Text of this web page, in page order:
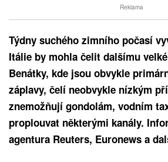
Reklama
Týdny suchého zimního počasí
Itálie by mohla čelit dalšímu
Benátky, kde jsou obvykle
záplavy, čelí neobvykle nízkým
znemožňují gondolám, vodním
proplouvat některými kanály.
agentura Reuters, Euronews a